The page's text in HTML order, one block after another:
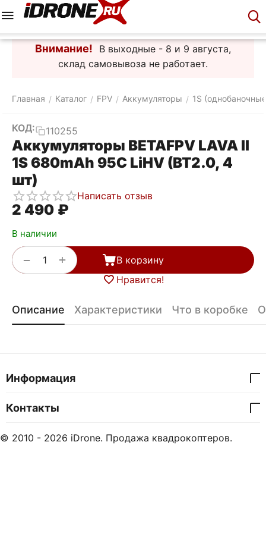
Внимание!
В выходные - 8 и 9 августа,
склад самовывоза не работает.
Главная / Каталог / FPV / Аккумуляторы / 1S
КОД: 110255
Аккумуляторы BETAFPV LAVA II
1S 680mAh 95C LiHV (BT2.0, 4
шт)
Написать отзыв
2 490 ₽
В наличии
+
−
В корзину
Нравится!
Описание Характеристики Что в коробке
Информация
Контакты
© 2010 - 2026 iDrone. Продажа квадрокоптеров.
Корзина